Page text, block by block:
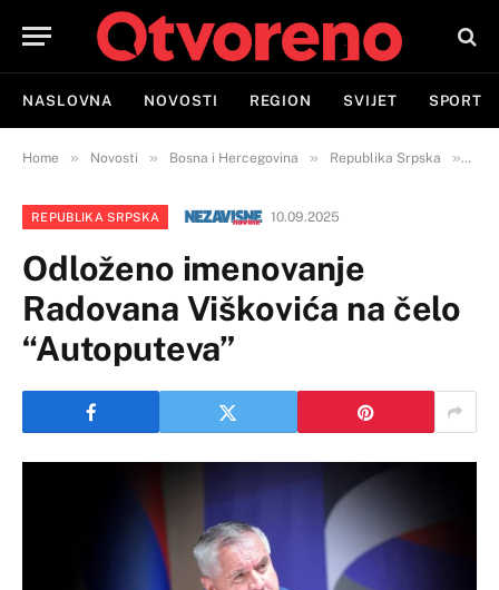
NASLOVNA NOVOSTI REGION SVIJET SPORT
Home » Novosti » Bosna i Hercegovina » Republika Srpska »
REPUBLIKA SRPSKA 10.09.2025
Odloženo imenovanje
Radovana Viškovića na čelo
“Autoputeva”